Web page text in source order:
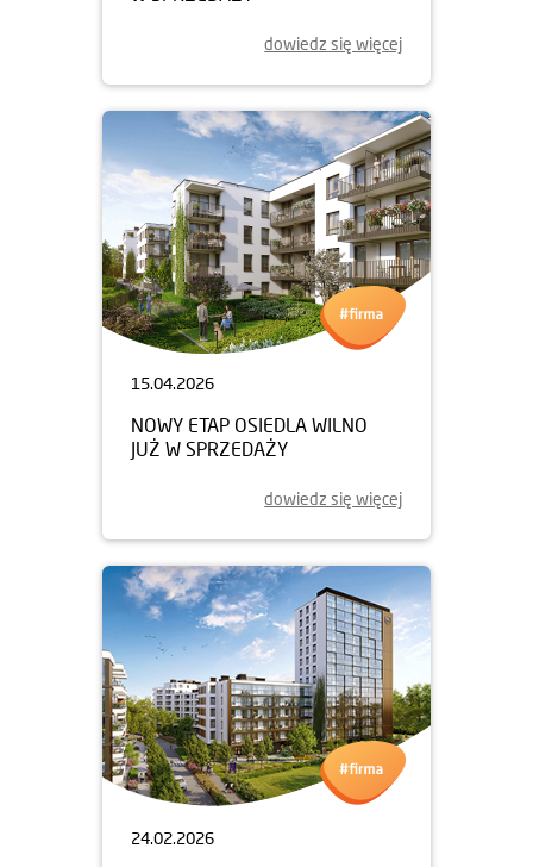
dowiedz się więcej
15.04.2026
NOWY ETAP OSIEDLA WILNO
JUŻ W SPRZEDAŻY
dowiedz się więcej
24.02.2026